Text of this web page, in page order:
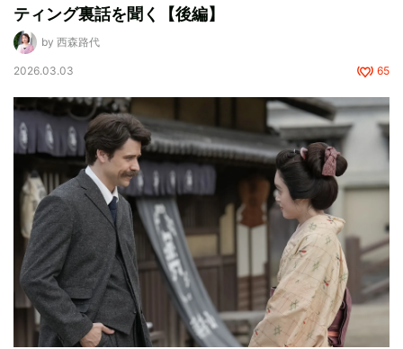
ティング裏話を聞く【後編】
by 西森路代
2026.03.03 65